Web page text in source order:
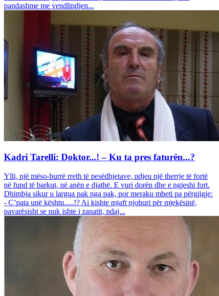
pandashme me vendlindjen...
Kadri Tarelli: Doktor...! – Ku ta pres faturën...?
Ylli, një mëso-burrë rreth të pesëdhjetave, ndjeu një therrje të fortë
në fund të barkut, në anën e djathë. E vuri dorën dhe e ngjeshi fort.
Dhimbja sikur u largua pak nga pak, por meraku mbeti pa përgjigje:
- Ç’pata unë kështu.....!? Ai kishte mjaft njohuri për mjekësinë,
pavarësisht se nuk ishte i zanatit, ndaj...